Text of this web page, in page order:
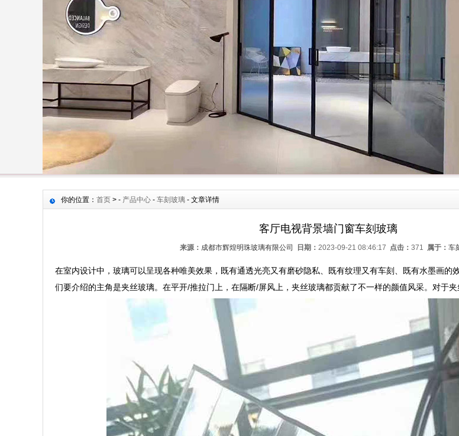
你的位置： 首页 > - 产品中心 - 车刻玻璃 - 文章详情
客厅电视背景墙门窗车刻玻璃
来源： 成都市辉煌明珠玻璃有限公司 日期： 2023-09-21 08:46:17 点击： 371 属于： 车
在室内设计中，玻璃可以呈现各种唯美效果，既有通透光亮又有磨砂隐私、既有纹理又有车刻、既有水墨画的
们要介绍的主角是夹丝玻璃。在平开/推拉门上，在隔断/屏风上，夹丝玻璃都贡献了不一样的颜值风采。对于